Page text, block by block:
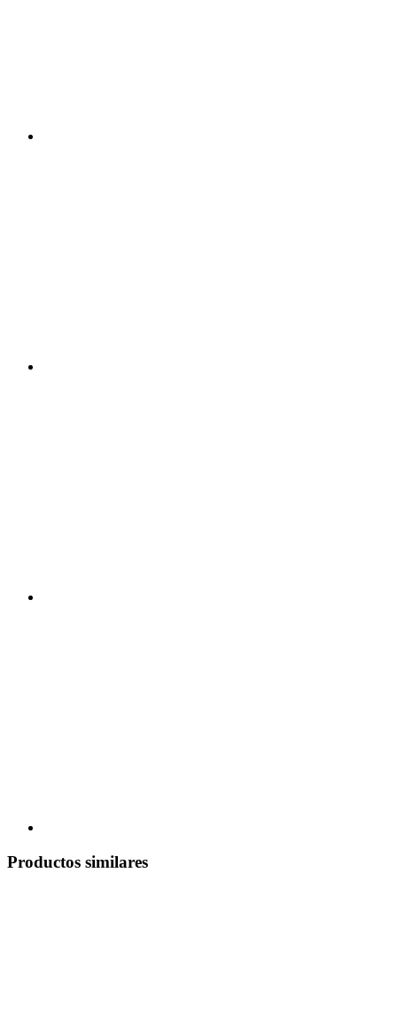
Productos similares